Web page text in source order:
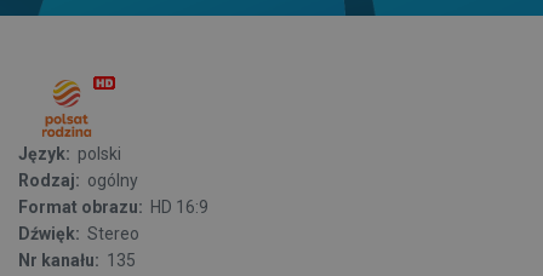
Język: polski
Rodzaj: ogólny
Format obrazu: HD 16:9
Dźwięk: Stereo
Nr kanału: 135